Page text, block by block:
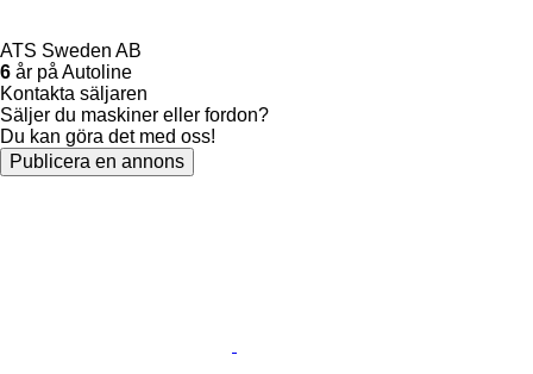
ATS Sweden AB
6 år på Autoline
Kontakta säljaren
Säljer du maskiner eller fordon?
Du kan göra det med oss!
Publicera en annons